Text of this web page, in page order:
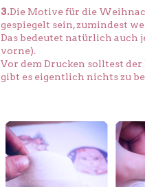
3.Die Motive für die
gespiegelt sein, zumindest
Das bedeutet natürlich auch
vorne).
Vor dem Drucken solltest
gibt es eigentlich nichts zu